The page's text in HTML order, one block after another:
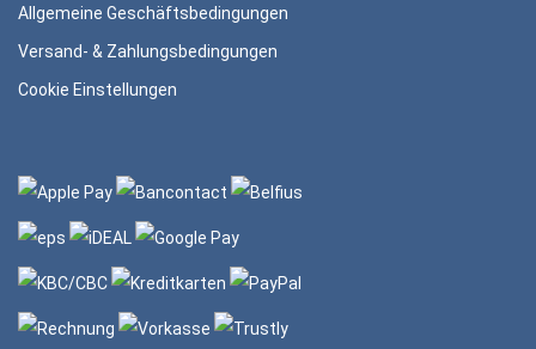
Allgemeine Geschäftsbedingungen
Versand- & Zahlungsbedingungen
Cookie Einstellungen